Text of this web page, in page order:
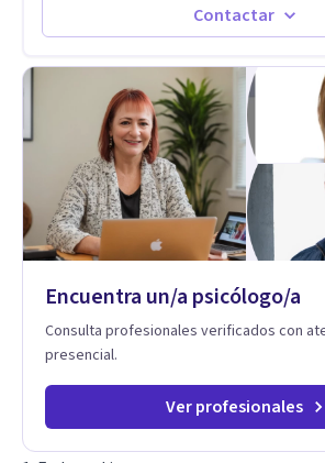
Contactar
Encuentra un/a psicólogo/a
Consulta profesionales verificados con
presencial.
Ver profesionales